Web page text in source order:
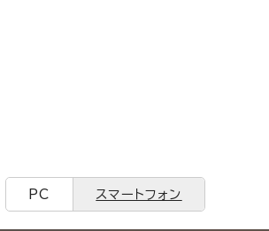
PC スマートフォン